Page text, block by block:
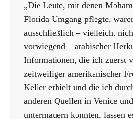
„Die Leute, mit denen
Florida Umgang pflegte,
ausschließlich – vielleicht
vorwiegend – arabischer
Informationen, die ich zuerst
zeitweiliger amerikanischer
Keller erhielt und die ich
anderen Quellen in Venice
untermauern konnten, lassen